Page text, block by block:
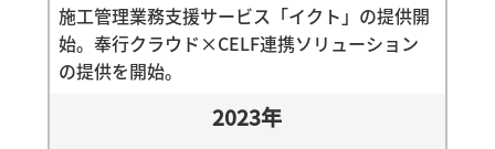
施工管理業務支援サービス「イクト」の提供開
始。奉行クラウド×CELF連携ソリューション
の提供を開始。
2023年